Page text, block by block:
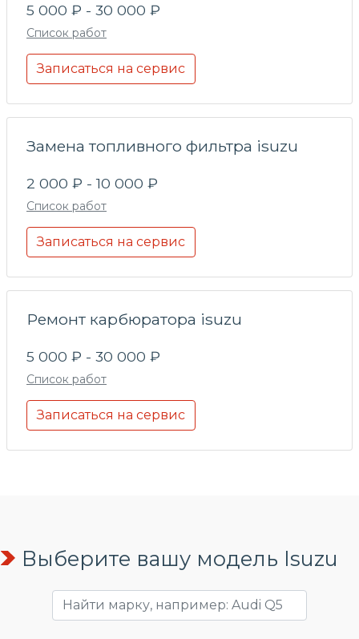
5 000 ₽ - 30 000 ₽
Список работ
Записаться на сервис
Замена топливного фильтра isuzu
2 000 ₽ - 10 000 ₽
Список работ
Записаться на сервис
Ремонт карбюратора isuzu
5 000 ₽ - 30 000 ₽
Список работ
Записаться на сервис
Выберите вашу модель Isuzu